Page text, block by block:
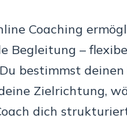
Coaching
Begleitung –
bestimmst
Zielrichtung,
dich